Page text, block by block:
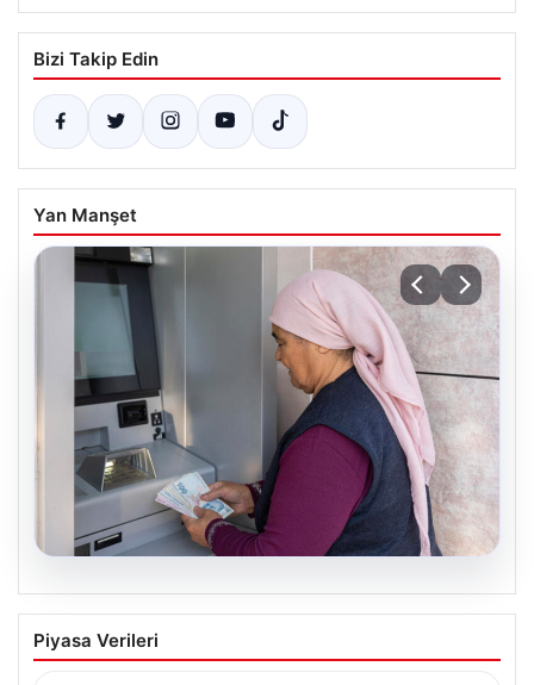
Bizi Takip Edin
Yan Manşet
Emekli maaşı ödemeleri ne zaman
yatacak? SGK, Bağ-Kur, Emekli Sandığı
Piyasa Verileri